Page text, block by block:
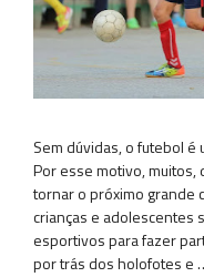
Sem dúvidas, o futebol é
Por esse motivo,
tornar o próximo grande
crianças e adolescentes
esportivos para fazer
por trás dos holofotes e